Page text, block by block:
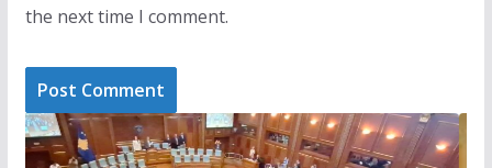
the next time I comment.